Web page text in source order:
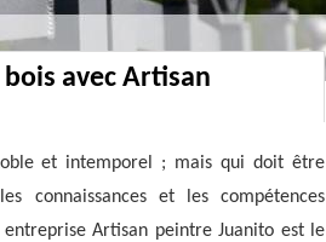
avec Artisan
et intemporel ; mais qui doit être
connaissances et les compétences
Artisan peintre Juanito est le